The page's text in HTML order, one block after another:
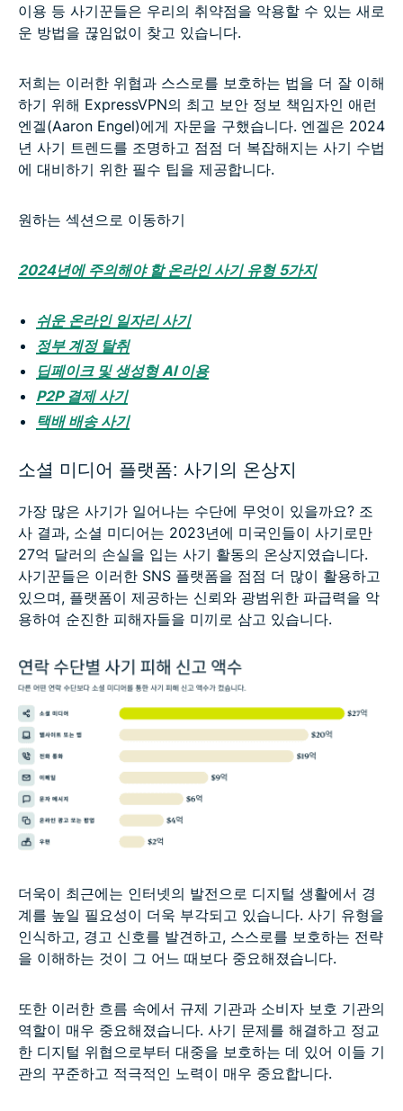
이용 등 사기꾼들은 우리의 취약점을 악용할 수 있는 새로
운 방법을 끊임없이 찾고 있습니다.
저희는 이러한 위협과 스스로를 보호하는 법을 더 잘 이해
하기 위해 ExpressVPN의 최고 보안 정보 책임자인 애런
엔겔(Aaron Engel)에게 자문을 구했습니다. 엔겔은 2024
년 사기 트렌드를 조명하고 점점 더 복잡해지는 사기 수법
에 대비하기 위한 필수 팁을 제공합니다.
원하는 섹션으로 이동하기
2024년에 주의해야 할 온라인 사기 유형 5가지
쉬운 온라인 일자리 사기
정부 계정 탈취
딥페이크 및 생성형 AI 이용
P2P 결제 사기
택배 배송 사기
소셜 미디어 플랫폼: 사기의 온상지
가장 많은 사기가 일어나는 수단에 무엇이 있을까요? 조
사 결과, 소셜 미디어는 2023년에 미국인들이 사기로만
27억 달러의 손실을 입는 사기 활동의 온상지였습니다.
사기꾼들은 이러한 SNS 플랫폼을 점점 더 많이 활용하고
있으며, 플랫폼이 제공하는 신뢰와 광범위한 파급력을 악
용하여 순진한 피해자들을 미끼로 삼고 있습니다.
더욱이 최근에는 인터넷의 발전으로 디지털 생활에서 경
계를 높일 필요성이 더욱 부각되고 있습니다. 사기 유형을
인식하고, 경고 신호를 발견하고, 스스로를 보호하는 전략
을 이해하는 것이 그 어느 때보다 중요해졌습니다.
또한 이러한 흐름 속에서 규제 기관과 소비자 보호 기관의
역할이 매우 중요해졌습니다. 사기 문제를 해결하고 정교
한 디지털 위협으로부터 대중을 보호하는 데 있어 이들 기
관의 꾸준하고 적극적인 노력이 매우 중요합니다.